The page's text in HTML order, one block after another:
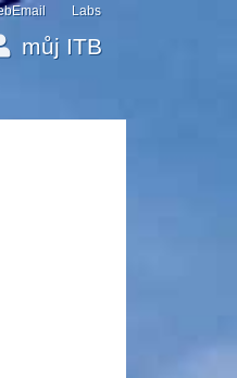
můj ITB
Labs